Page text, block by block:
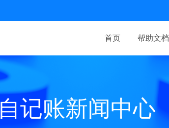
首页 帮助文档
自记账新闻中心